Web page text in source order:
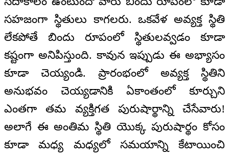
సహజంగా స్థితులు కాగలరు. ఒకవేళ అవ్యక్త స్థితి
లేకపోతే బిందు రూపంలో స్థితులవ్వడం కూడా
కష్టంగా అనిపిస్తుంది. కావున ఇప్పుడు ఈ అభ్యాసం
కూడా చెయ్యండి. ప్రారంభంలో అవ్యక్త స్థితిని
అనుభవం చెయ్యడానికి ఏకాంతంలో కూర్చుని
ఎంతగా తమ వ్యక్తిగత పురుషార్థాన్ని చేసేవారు!
అలాగే ఈ అంతిమ స్థితి యొక్క పురుషార్థం కోసం
కూడా మధ్య మధ్యలో సమయాన్ని కేటాయించి